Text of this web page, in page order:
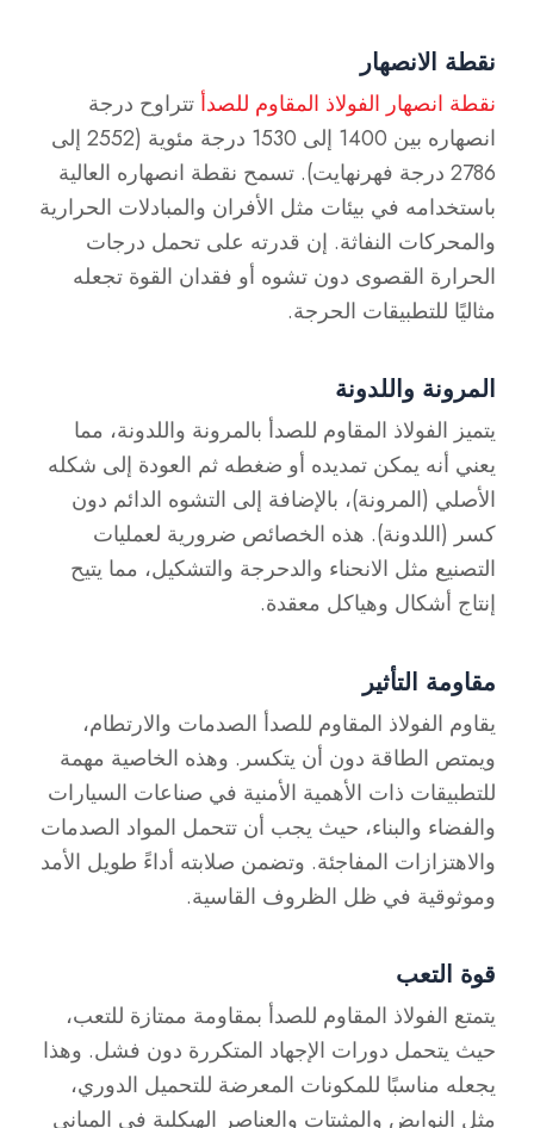
نقطة الانصهار
نقطة انصهار الفولاذ المقاوم للصدأ تتراوح درجة
انصهاره بين 1400 إلى 1530 درجة مئوية (2552 إلى
2786 درجة فهرنهايت). تسمح نقطة انصهاره العالية
باستخدامه في بيئات مثل الأفران والمبادلات الحرارية
والمحركات النفاثة. إن قدرته على تحمل درجات
الحرارة القصوى دون تشوه أو فقدان القوة تجعله
مثاليًا للتطبيقات الحرجة.
المرونة واللدونة
يتميز الفولاذ المقاوم للصدأ بالمرونة واللدونة، مما
يعني أنه يمكن تمديده أو ضغطه ثم العودة إلى شكله
الأصلي (المرونة)، بالإضافة إلى التشوه الدائم دون
كسر (اللدونة). هذه الخصائص ضرورية لعمليات
التصنيع مثل الانحناء والدحرجة والتشكيل، مما يتيح
إنتاج أشكال وهياكل معقدة.
مقاومة التأثير
يقاوم الفولاذ المقاوم للصدأ الصدمات والارتطام،
ويمتص الطاقة دون أن يتكسر. وهذه الخاصية مهمة
للتطبيقات ذات الأهمية الأمنية في صناعات السيارات
والفضاء والبناء، حيث يجب أن تتحمل المواد الصدمات
والاهتزازات المفاجئة. وتضمن صلابته أداءً طويل الأمد
وموثوقية في ظل الظروف القاسية.
قوة التعب
يتمتع الفولاذ المقاوم للصدأ بمقاومة ممتازة للتعب،
حيث يتحمل دورات الإجهاد المتكررة دون فشل. وهذا
يجعله مناسبًا للمكونات المعرضة للتحميل الدوري،
مثل النوابض والمثبتات والعناصر الهيكلية في المباني